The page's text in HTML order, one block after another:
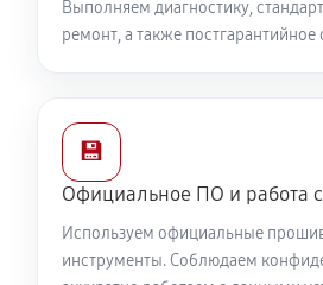
Выполняем диагностику,
ремонт, а также
💾
Официальное ПО и работа
Используем официальные
инструменты. Соблюдаем